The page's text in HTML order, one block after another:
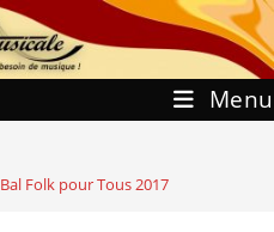
Menu
Bal Folk pour Tous 2017